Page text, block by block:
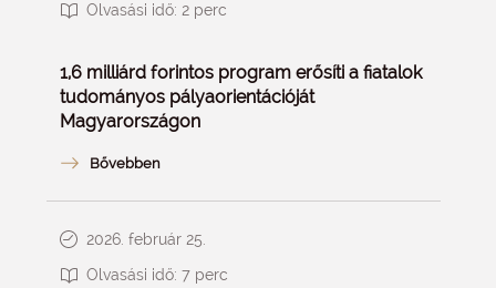
Olvasási idő: 2 perc
1,6 milliárd forintos program erősíti a fiatalok
tudományos pályaorientációját
Magyarországon
2026. február 25.
Olvasási idő: 7 perc